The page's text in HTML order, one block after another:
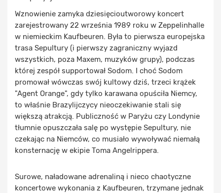
Wznowienie zamyka dziesięcioutworowy koncert
zarejestrowany 22 września 1989 roku w Zeppelinhalle
w niemieckim Kaufbeuren. Była to pierwsza europejska
trasa Sepultury (i pierwszy zagraniczny wyjazd
wszystkich, poza Maxem, muzyków grupy), podczas
której zespół supportował Sodom. I choć Sodom
promował wówczas swój kultowy dziś, trzeci krążek
"Agent Orange", gdy tylko karawana opuściła Niemcy,
to właśnie Brazylijczycy nieoczekiwanie stali się
większą atrakcją. Publiczność w Paryżu czy Londynie
tłumnie opuszczała salę po występie Sepultury, nie
czekając na Niemców, co musiało wywoływać niemałą
konsternację w ekipie Toma Angelrippera.
Surowe, naładowane adrenaliną i nieco chaotyczne
koncertowe wykonania z Kaufbeuren, trzymane jednak